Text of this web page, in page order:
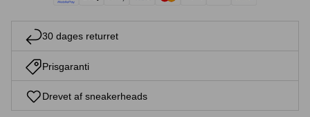
Sneaker rengøring
30 dages returret
Prisgaranti
Drevet af sneakerheads